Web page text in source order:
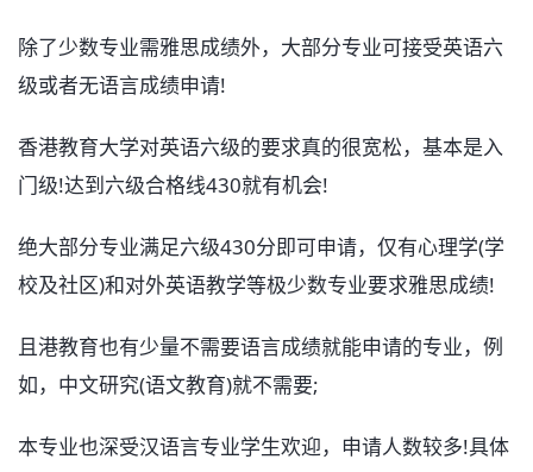
除了少数专业需雅思成绩外，大部分专业可接受英语六
级或者无语言成绩申请!
香港教育大学对英语六级的要求真的很宽松，基本是入
门级!达到六级合格线430就有机会!
绝大部分专业满足六级430分即可申请，仅有心理学(学
校及社区)和对外英语教学等极少数专业要求雅思成绩!
且港教育也有少量不需要语言成绩就能申请的专业，例
如，中文研究(语文教育)就不需要;
本专业也深受汉语言专业学生欢迎，申请人数较多!具体